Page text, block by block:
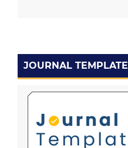
JOURNAL TEMPLATE